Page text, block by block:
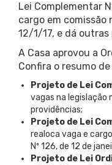
Lei Complementar
cargo em comissão
12/1/17, e dá
A Casa aprovou a
Confira o resumo
Projeto de Lei
vagas na legislação
providências;
Projeto de Lei
realoca vaga e
Nº 126, de 12 de
Projeto de Lei